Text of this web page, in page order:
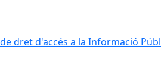
dret d'accés a la Informació